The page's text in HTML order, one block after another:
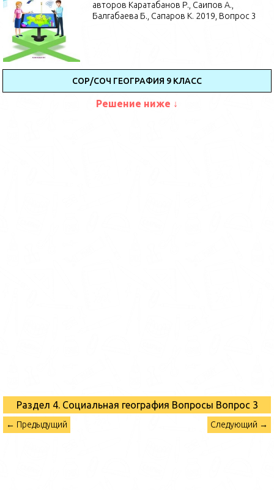
авторов Каратабанов Р., Саипов А.,
Балгабаева Б., Сапаров К. 2019, Вопрос 3
СОР/СОЧ ГЕОГРАФИЯ 9 КЛАСС
Решение ниже ↓
Раздел 4. Социальная география Вопросы Вопрос 3
← Предыдущий Следующий →